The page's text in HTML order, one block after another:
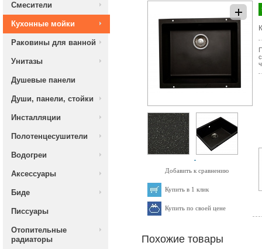
Смесители
Кухонные мойки
Раковины для ванной
Унитазы
Душевые панели
Души, панели, стойки
Инсталляции
Полотенцесушители
Водогреи
Аксессуары
Биде
Писсуары
Отопительные
радиаторы
Добавить к сравнению
Купить в 1 клик
Купить по своей цене
Похожие товары